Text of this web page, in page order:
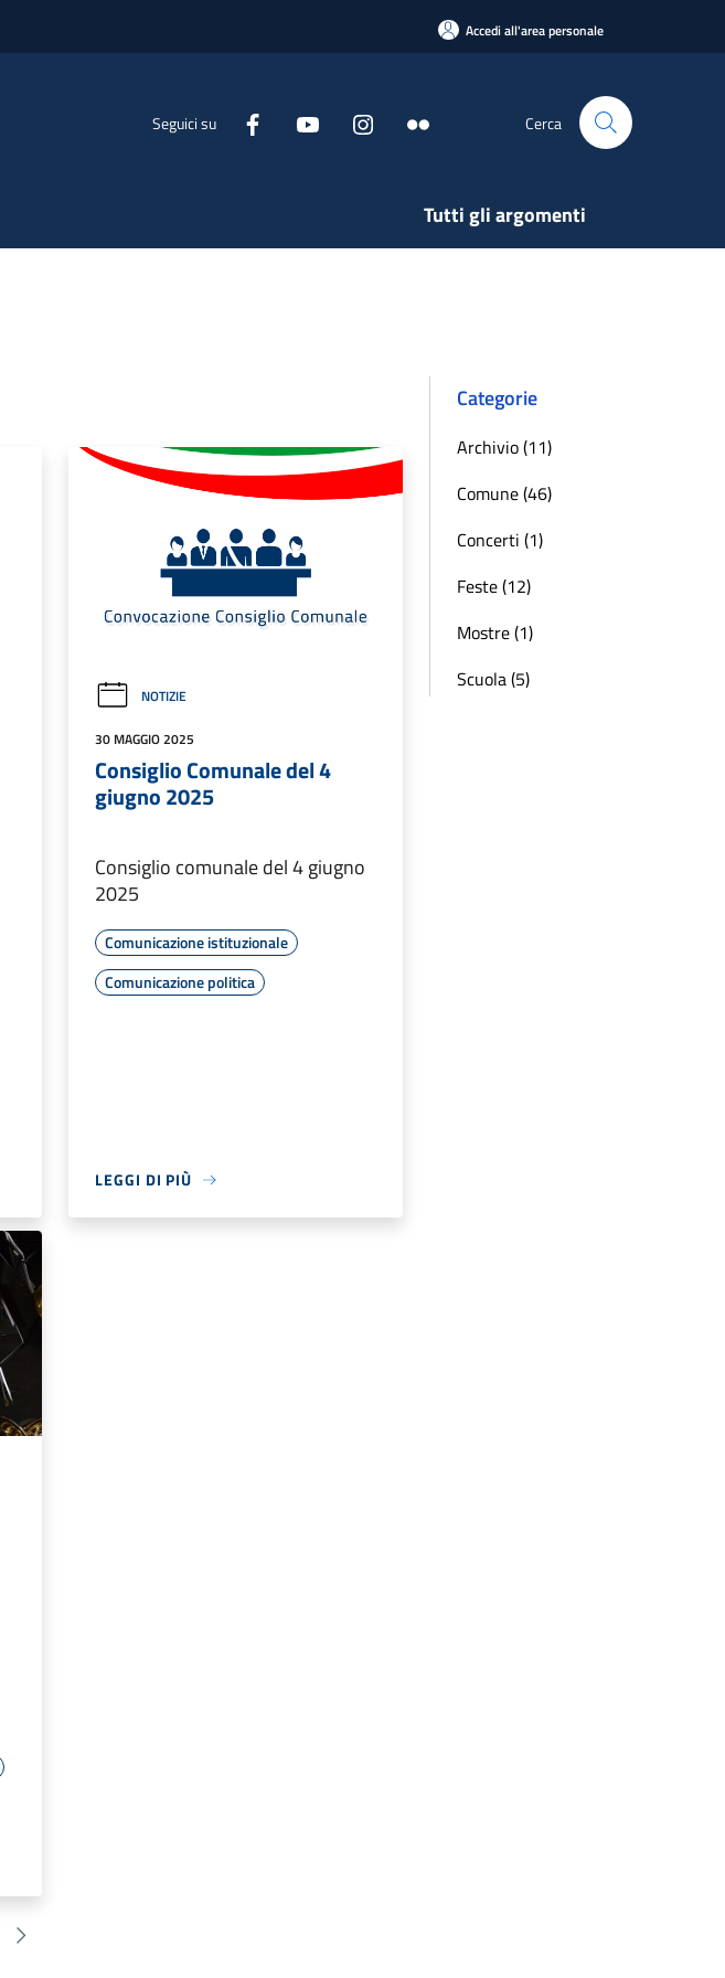
Accedi all'area personale
Seguici su Cerca
Tutti gli argomenti
NOTIZIE
30 MAGGIO 2025
Consiglio Comunale del 4
giugno 2025
Consiglio comunale del 4 giugno
2025
Comunicazione istituzionale
Comunicazione politica
LEGGI DI PIÙ
Successiva »
Categorie
Archivio (11)
Comune (46)
Concerti (1)
Feste (12)
Mostre (1)
Scuola (5)